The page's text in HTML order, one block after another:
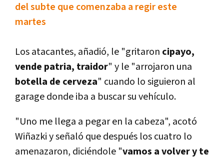
del subte que comenzaba a regir este
martes
Los atacantes, añadió, le "gritaron cipayo,
vende patria, traidor" y le "arrojaron una
botella de cerveza" cuando lo siguieron al
garage donde iba a buscar su vehí­culo.
"Uno me llega a pegar en la cabeza", acotó
Wiñazki y señaló que después los cuatro lo
amenazaron, diciéndole "vamos a volver y te